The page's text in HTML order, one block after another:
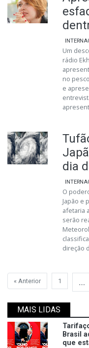
Um
rádio
no
e
dia
O
Japão e
afetaria
serão
direção
« Anterior 1 …
MAIS LIDAS
Brasil
que